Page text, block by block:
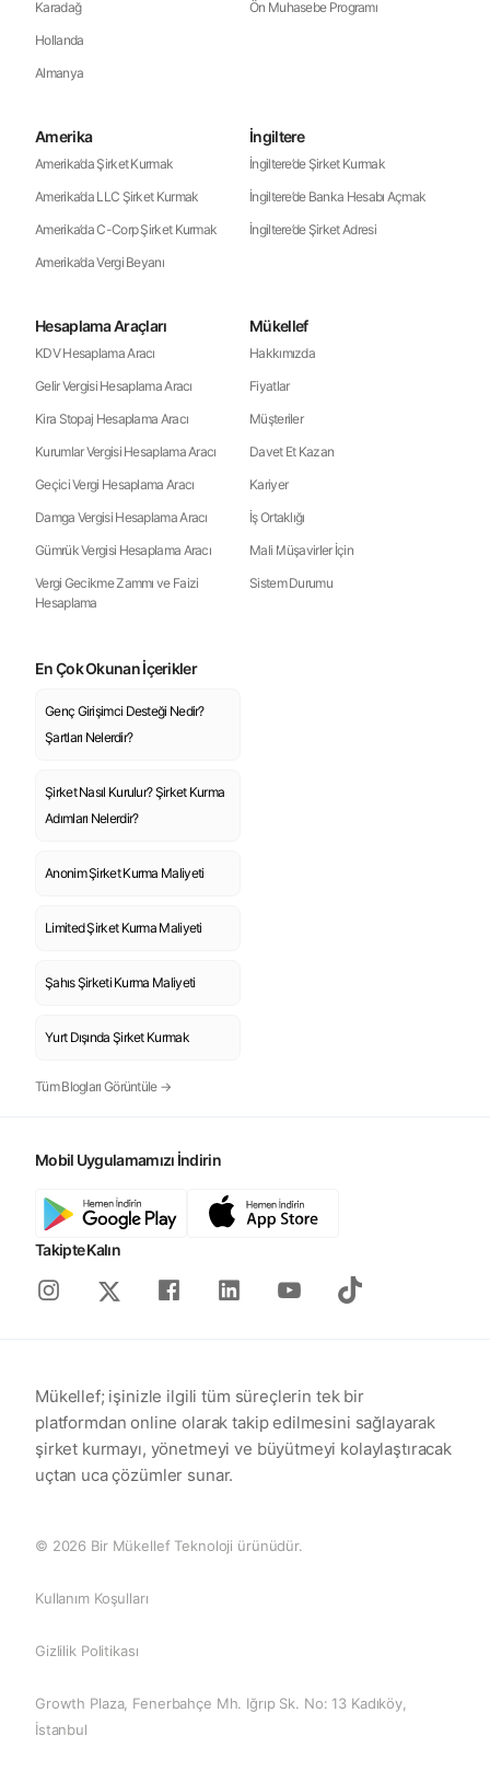
Karadağ
Hollanda
Almanya
Ön Muhasebe Programı
Amerika
Amerika’da Şirket Kurmak
Amerika’da LLC Şirket Kurmak
Amerika’da C-Corp Şirket Kurmak
Amerika’da Vergi Beyanı
İngiltere
İngiltere’de Şirket Kurmak
İngiltere’de Banka Hesabı Açmak
İngiltere’de Şirket Adresi
Hesaplama Araçları
KDV Hesaplama Aracı
Gelir Vergisi Hesaplama Aracı
Kira Stopaj Hesaplama Aracı
Kurumlar Vergisi Hesaplama Aracı
Geçici Vergi Hesaplama Aracı
Damga Vergisi Hesaplama Aracı
Gümrük Vergisi Hesaplama Aracı
Vergi Gecikme Zammı ve Faizi
Hesaplama
Mükellef
Hakkımızda
Fiyatlar
Müşteriler
Davet Et Kazan
Kariyer
İş Ortaklığı
Mali Müşavirler İçin
Sistem Durumu
En Çok Okunan İçerikler
Genç Girişimci Desteği Nedir?
Şartları Nelerdir?
Şirket Nasıl Kurulur? Şirket Kurma
Adımları Nelerdir?
Anonim Şirket Kurma Maliyeti
Limited Şirket Kurma Maliyeti
Şahıs Şirketi Kurma Maliyeti
Yurt Dışında Şirket Kurmak
Tüm Blogları Görüntüle →
Mobil Uygulamamızı İndirin
Takipte Kalın
Instagram
X FacebookLinkedinYoutubeTiktok
Mükellef; işinizle ilgili tüm süreçlerin tek bir
platformdan online olarak takip edilmesini sağlayarak
şirket kurmayı, yönetmeyi ve büyütmeyi kolaylaştıracak
uçtan uca çözümler sunar.
© 2026 Bir Mükellef Teknoloji ürünüdür.
Kullanım Koşulları
Gizlilik Politikası
Growth Plaza, Fenerbahçe Mh. Iğrıp Sk. No: 13 Kadıköy,
İstanbul